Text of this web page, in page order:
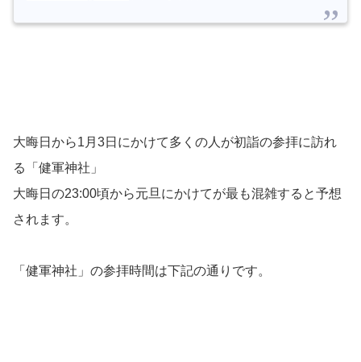
大晦日から1月3日にかけて多くの人が初詣の参拝に訪れ
る「健軍神社」
大晦日の23:00頃から元旦にかけてが最も混雑すると予想
されます。
「健軍神社」の参拝時間は下記の通りです。